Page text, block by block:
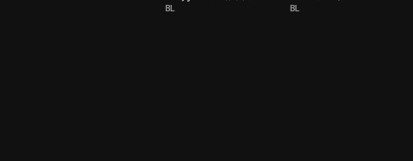
BL BL